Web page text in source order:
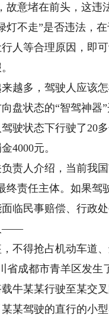
意堵在前头，这违
灯不走”是否违法，
人等合理原因，即
多，驾驶人应该怎
盘状态的“智驾神器
驶状态下行驶了20
4000元。
人介绍，当前我国
终责任主体。如果驾
临民事赔偿、行政
——
得抢占机动车道、
成都市青羊区发生
牛某某行驶至某交
某驾驶的直行的小